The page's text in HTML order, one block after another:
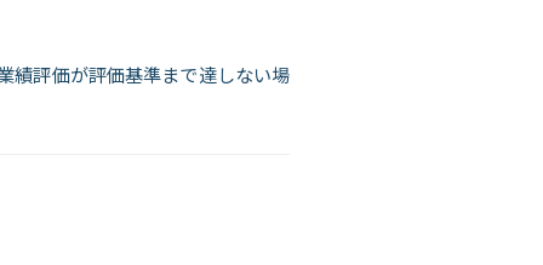
績評価が評価基準まで達しない場